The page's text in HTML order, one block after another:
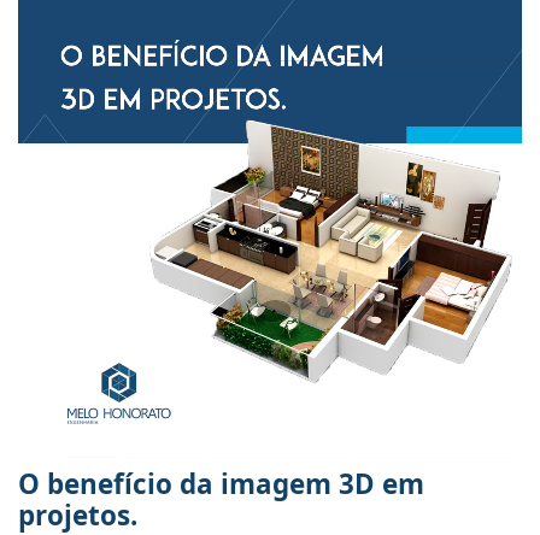
O benefício da imagem 3D em
projetos.